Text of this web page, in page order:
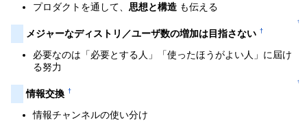
プロダクトを通して、思想と構造 も伝える
↑
メジャーなディストリ／ユーザ数の増加は目指さない †
必要なのは「必要とする人」「使ったほうがよい人」に屆け
る努力
↑
情報交換 †
情報チャンネルの使い分け